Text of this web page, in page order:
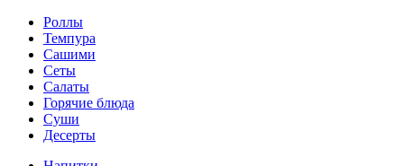
Роллы
Темпура
Сашими
Сеты
Салаты
Горячие блюда
Суши
Десерты